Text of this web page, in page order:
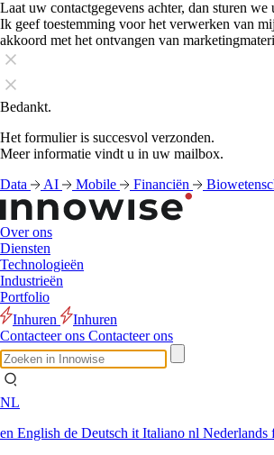
Laat uw contactgegevens achter, dan sturen
Ik geef toestemming voor het verwerken van
akkoord met het ontvangen van
Bedankt.
Het formulier is succesvol verzonden.
Meer informatie vindt u in uw mailbox.
Data
AI Mobile Financiën
Over ons
Diensten
Technologieën
Industrieën
Portfolio
Inhuren
Inhuren
Contacteer ons Contacteer ons
NL
en English de Deutsch it Italiano nl Nederlands